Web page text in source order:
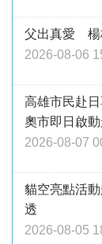
父出真愛 楊
2026-08-06
高雄市民赴
奧市即日啟
2026-08-07
貓空亮點活
透
2026-08-05